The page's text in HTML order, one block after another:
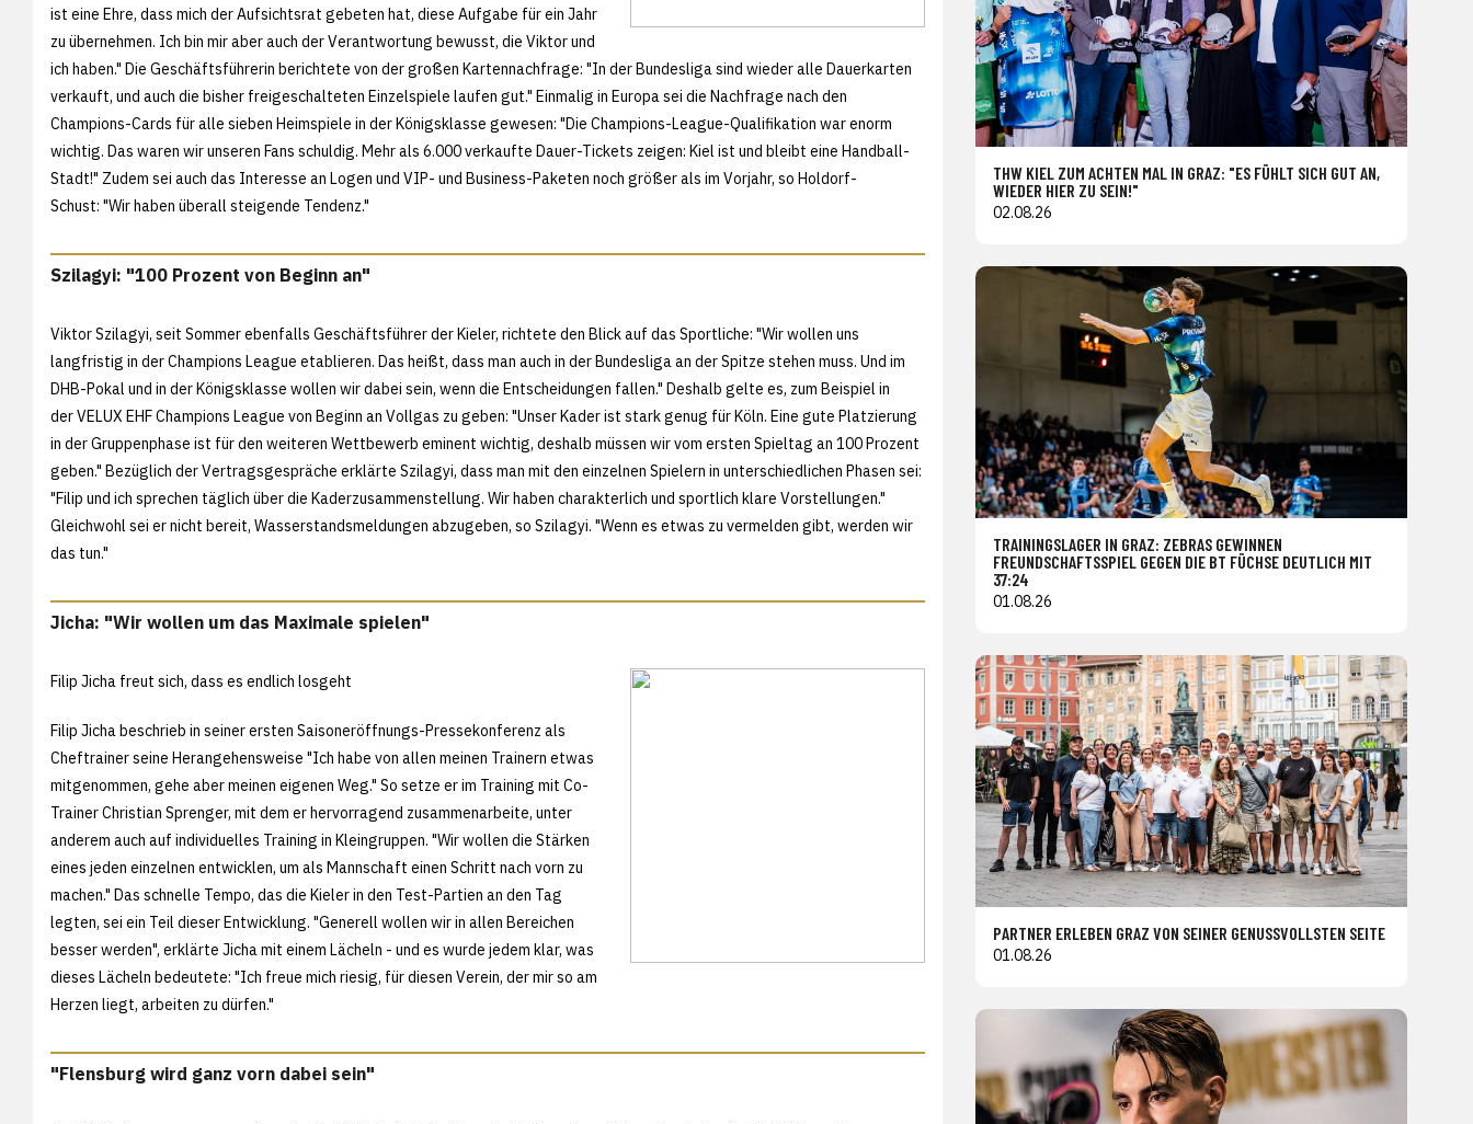
ist eine Ehre, dass mich der Aufsichtsrat gebeten hat, diese Aufgabe für ein Jahr
zu übernehmen. Ich bin mir aber auch der Verantwortung bewusst, die Viktor und
ich haben." Die Geschäftsführerin berichtete von der großen Kartennachfrage: "In der Bundesliga sind wieder alle Dauerkarten
verkauft, und auch die bisher freigeschalteten Einzelspiele laufen gut." Einmalig in Europa sei die Nachfrage nach den
Champions-Cards für alle sieben Heimspiele in der Königsklasse gewesen: "Die Champions-League-Qualifikation war enorm
wichtig. Das waren wir unseren Fans schuldig. Mehr als 6.000 verkaufte Dauer-Tickets zeigen: Kiel ist und bleibt eine Handball-
Stadt!" Zudem sei auch das Interesse an Logen und VIP- und Business-Paketen noch größer als im Vorjahr, so Holdorf-
Schust: "Wir haben überall steigende Tendenz."
Szilagyi: "100 Prozent von Beginn an"
Viktor Szilagyi, seit Sommer ebenfalls Geschäftsführer der Kieler, richtete den Blick auf das Sportliche: "Wir wollen uns
langfristig in der Champions League etablieren. Das heißt, dass man auch in der Bundesliga an der Spitze stehen muss. Und im
DHB-Pokal und in der Königsklasse wollen wir dabei sein, wenn die Entscheidungen fallen." Deshalb gelte es, zum Beispiel in
der VELUX EHF Champions League von Beginn an Vollgas zu geben: "Unser Kader ist stark genug für Köln. Eine gute Platzierung
in der Gruppenphase ist für den weiteren Wettbewerb eminent wichtig, deshalb müssen wir vom ersten Spieltag an 100 Prozent
geben." Bezüglich der Vertragsgespräche erklärte Szilagyi, dass man mit den einzelnen Spielern in unterschiedlichen Phasen sei:
"Filip und ich sprechen täglich über die Kaderzusammenstellung. Wir haben charakterlich und sportlich klare Vorstellungen."
Gleichwohl sei er nicht bereit, Wasserstandsmeldungen abzugeben, so Szilagyi. "Wenn es etwas zu vermelden gibt, werden wir
das tun."
Jicha: "Wir wollen um das Maximale spielen"
Filip Jicha freut sich, dass es endlich losgeht
Filip Jicha beschrieb in seiner ersten Saisoneröffnungs-Pressekonferenz als
Cheftrainer seine Herangehensweise "Ich habe von allen meinen Trainern etwas
mitgenommen, gehe aber meinen eigenen Weg." So setze er im Training mit Co-
Trainer Christian Sprenger, mit dem er hervorragend zusammenarbeite, unter
anderem auch auf individuelles Training in Kleingruppen. "Wir wollen die Stärken
eines jeden einzelnen entwicklen, um als Mannschaft einen Schritt nach vorn zu
machen." Das schnelle Tempo, das die Kieler in den Test-Partien an den Tag
legten, sei ein Teil dieser Entwicklung. "Generell wollen wir in allen Bereichen
besser werden", erklärte Jicha mit einem Lächeln - und es wurde jedem klar, was
dieses Lächeln bedeutete: "Ich freue mich riesig, für diesen Verein, der mir so am
Herzen liegt, arbeiten zu dürfen."
"Flensburg wird ganz vorn dabei sein"
THW KIEL ZUM ACHTEN MAL IN GRAZ: "ES FÜHLT SICH GUT AN,
WIEDER HIER ZU SEIN!"
02.08.26
TRAININGSLAGER IN GRAZ: ZEBRAS GEWINNEN
FREUNDSCHAFTSSPIEL GEGEN DIE BT FÜCHSE DEUTLICH MIT
37:24
01.08.26
PARTNER ERLEBEN GRAZ VON SEINER GENUSSVOLLSTEN SEITE
01.08.26